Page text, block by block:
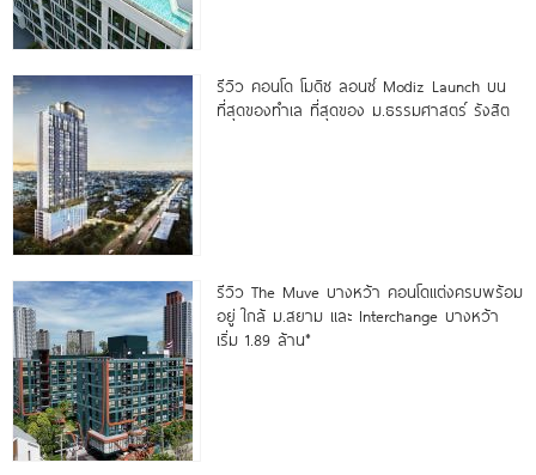
รีวิว คอนโด โมดิซ ลอนซ์ Modiz Launch บน
ที่สุดของทำเล ที่สุดของ ม.ธรรมศาสตร์ รังสิต
รีวิว The Muve บางหว้า คอนโดแต่งครบพร้อม
อยู่ ใกล้ ม.สยาม และ Interchange บางหว้า
เริ่ม 1.89 ล้าน*